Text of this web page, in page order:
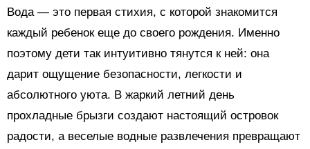
Вода — это первая стихия, с которой знакомится
каждый ребенок еще до своего рождения. Именно
поэтому дети так интуитивно тянутся к ней: она
дарит ощущение безопасности, легкости и
абсолютного уюта. В жаркий летний день
прохладные брызги создают настоящий островок
радости, а веселые водные развлечения превращают